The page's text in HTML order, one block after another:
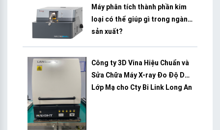
Máy phân tích thành phần kim
loại có thể giúp gì trong ngành
sản xuất?
Công ty 3D Vina Hiệu Chuẩn và
Sửa Chữa Máy X-ray Đo Độ Dày
Lớp Mạ cho Cty Bi Link Long An